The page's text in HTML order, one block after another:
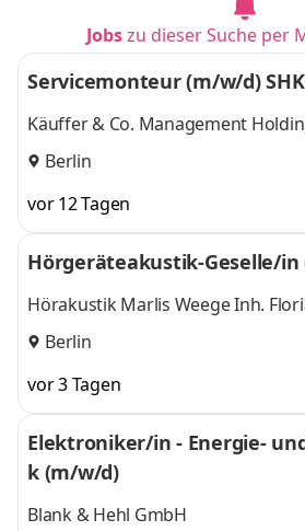
Jobszu dieser Suche per
Servicemonteur (m/w/d)
Käuffer & Co. Management
Berlin
vor 12 Tagen
Hörgeräteakustik-Geselle/
Hörakustik Marlis Weege Inh.
Weege
Berlin
vor 3 Tagen
Elektroniker/in - Energie-
k (m/w/d)
Blank & Hehl GmbH